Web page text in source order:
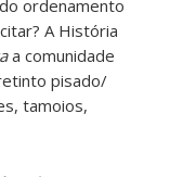
ordenamento
A História
a comunidade
pisado/
tamoios,